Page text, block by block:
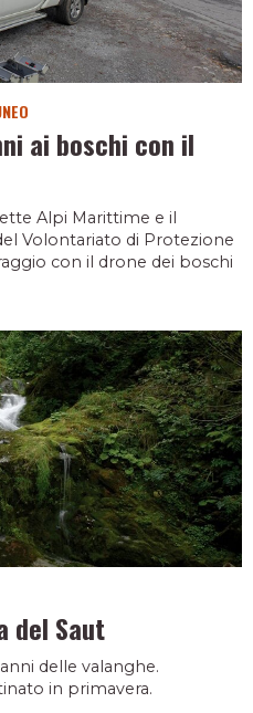
ai boschi con il
Alpi Marittime e il
Volontariato di Protezione
con il drone dei boschi
del Saut
delle valanghe.
in primavera.